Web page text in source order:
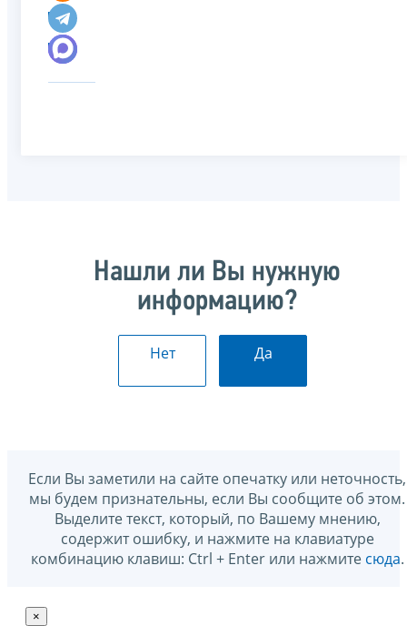
Нашли ли Вы нужную
информацию?
Нет Да
Если Вы заметили на сайте опечатку или неточность,
мы будем признательны, если Вы сообщите об этом.
Выделите текст, который, по Вашему мнению,
содержит ошибку, и нажмите на клавиатуре
комбинацию клавиш: Ctrl + Enter или нажмите сюда.
×